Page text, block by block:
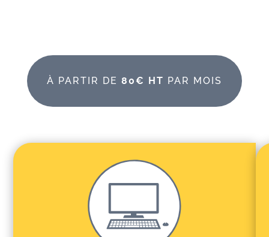
À PARTIR DE 80€ HT PAR MOIS